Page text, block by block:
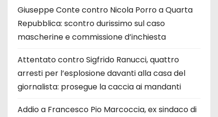
Giuseppe Conte contro Nicola Porro a Quarta
Repubblica: scontro durissimo sul caso
mascherine e commissione d’inchiesta
Attentato contro Sigfrido Ranucci, quattro
arresti per l’esplosione davanti alla casa del
giornalista: prosegue la caccia ai mandanti
Addio a Francesco Pio Marcoccia, ex sindaco di